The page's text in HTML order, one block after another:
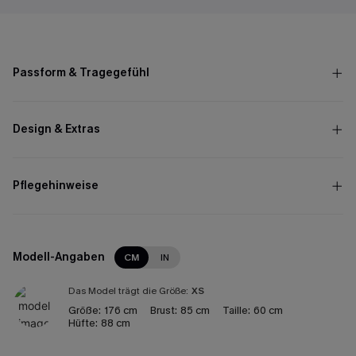
Passform & Tragegefühl
Design & Extras
Pflegehinweise
Modell-Angaben CM IN
Das Model trägt die Größe: XS
Größe: 176 cm Brust: 85 cm Taille: 60 cm
Hüfte: 88 cm